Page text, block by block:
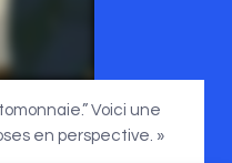
Voici une
en perspective. »